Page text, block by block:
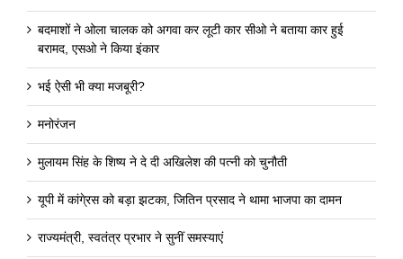
बदमाशों ने ओला चालक को अगवा कर लूटी कार सीओ ने बताया कार हुई
बरामद, एसओ ने किया इंकार
भई ऐसी भी क्या मजबूरी?
मनोरंजन
मुलायम सिंह के शिष्य ने दे दी अखिलेश की पत्नी को चुनौती
यूपी में कांगे्रस को बड़ा झटका, जितिन प्रसाद ने थामा भाजपा का दामन
राज्यमंत्री, स्वतंत्र प्रभार ने सुनीं समस्याएं